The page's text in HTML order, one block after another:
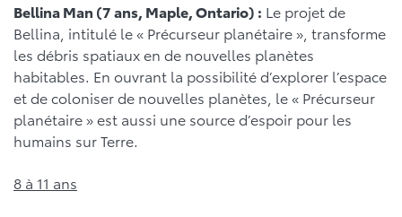
Bellina Man (7 ans, Maple, Ontario) : Le projet de
Bellina, intitulé le « Précurseur planétaire », transforme
les débris spatiaux en de nouvelles planètes
habitables. En ouvrant la possibilité d’explorer l’espace
et de coloniser de nouvelles planètes, le « Précurseur
planétaire » est aussi une source d’espoir pour les
humains sur Terre.
8 à 11 ans